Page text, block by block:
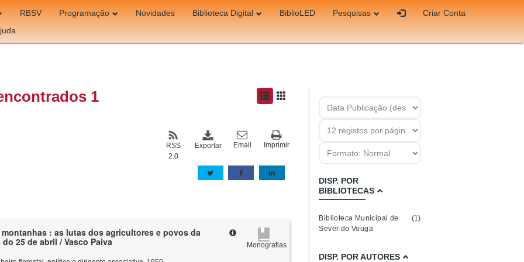
RBSV Programação Novidades Biblioteca Digital BiblioLED Pesquisas
Criar Conta
1
Imprimir
Email
Exportar
RSS
2.0
: as lutas dos agricultores e povos da
25 de abril / Vasco Paiva
Monografias
DISP. POR
BIBLIOTECAS
Biblioteca Municipal de
Sever do Vouga
(1)
DISP. POR AUTORES